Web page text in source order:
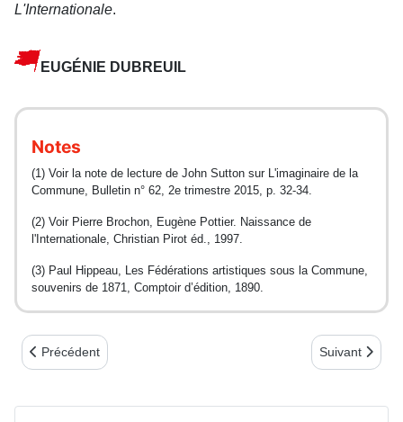
L'Internationale.
EUGÉNIE DUBREUIL
Notes
(1) Voir la note de lecture de John Sutton sur L'imaginaire de la
Commune, Bulletin n° 62, 2e trimestre 2015, p. 32-34.
(2) Voir Pierre Brochon, Eugène Pottier. Naissance de
l'Internationale, Christian Pirot éd., 1997.
(3) Paul Hippeau, Les Fédérations artistiques sous la Commune,
souvenirs de 1871, Comptoir d’édition, 1890.
Article précédent : Auguste Lançon un artiste non reconnu à sa
Précédent Article suivant
Suivant